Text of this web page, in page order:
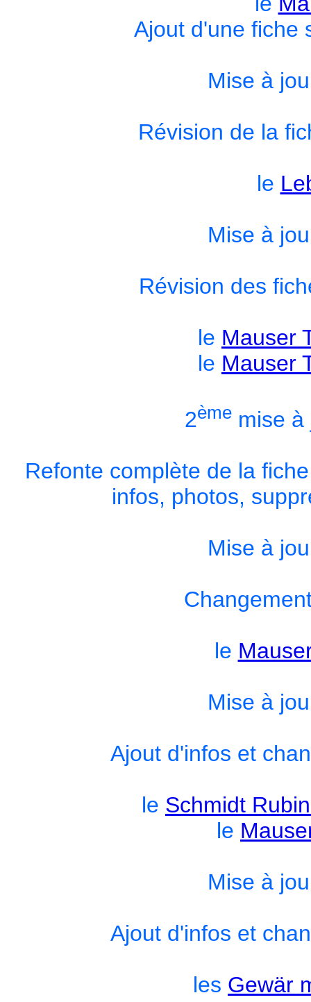
Ajout d'une fiche
Mise à
Révision de la
le
Mise à
Révision des
le Mauser
le Mauser
2èmemise à
Refonte complète de la
infos, photos,
Mise à
le
Mise à
Ajout d'infos et
le Schmidt
le
Mise à
Ajout d'infos et
les Gewär